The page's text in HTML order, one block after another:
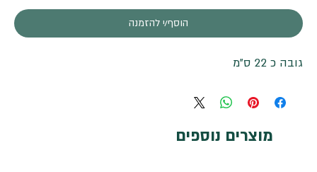
הוסף/י להזמנה
גובה כ 22 ס"מ
מוצרים נוספים